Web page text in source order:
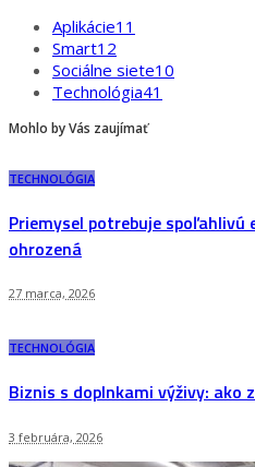
Aplikácie11
Smart12
Sociálne siete10
Technológia41
Mohlo by Vás zaujímať
TECHNOLÓGIA
Priemysel potrebuje spoľahlivú
ohrozená
27 marca, 2026
TECHNOLÓGIA
Biznis s doplnkami výživy: ako
3 februára, 2026